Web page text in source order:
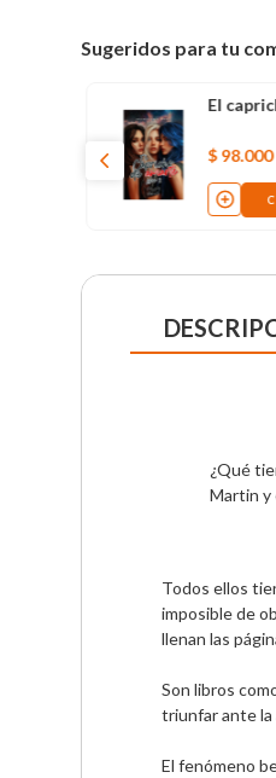
Sugeridos para tu
El
$ 98.000
¿Qué
Martin y
Todos ellos
imposible de
llenan las
Son libros
triunfar ante la
El fenómeno